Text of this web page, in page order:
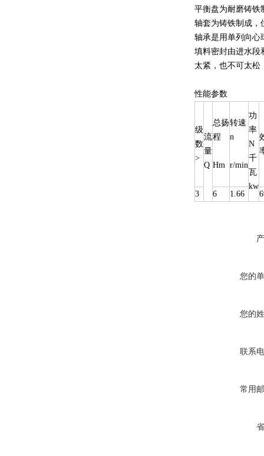
平衡盘为耐磨铸铁
轴套为铸铁制成，
轴承是用单列向心
填料密封由进水段
太紧，也不可太松
性能参数
级
数
>
流
量
Q
总扬
程
Hm
转速
n
r/min
功
率
N
千
瓦
kw
3 6 1.66
您的
您的
联系
常用